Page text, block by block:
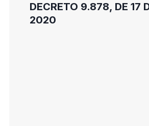
DECRETO 9.878, DE 17
2020